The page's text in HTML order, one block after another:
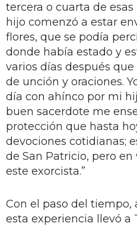
tercera o cuarta de
hijo comenzó a estar
flores, que se podía
donde había estado y
varios días después
de unción y oraciones.
día con ahínco por mi
buen sacerdote me
protección que hasta
devociones cotidianas;
de San Patricio, pero
este exorcista.”
Con el paso del tiempo,
esta experiencia llevó a